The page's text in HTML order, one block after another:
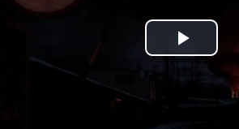
Play
Video